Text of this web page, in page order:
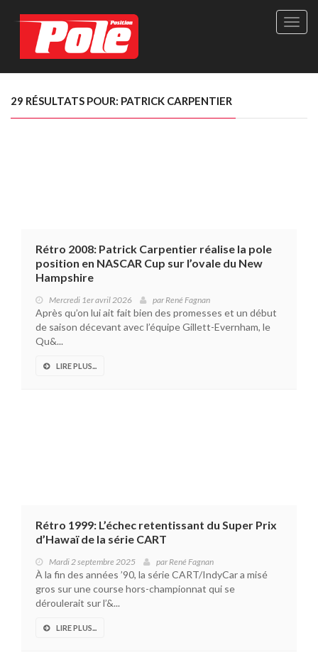
Site
Le
29 RÉSULTATS POUR: PATRICK CARPENTIER
Rétro 2008: Patrick Carpentier réalise la pole
position en NASCAR Cup sur l’ovale du New
Hampshire
Mercredi 1er avril 2026 parRené Fagnan
Après qu’on lui ait fait bien des promesses et un début
de saison décevant avec l’équipe Gillett-Evernham, le
Qu&...
LIRE PLUS...
Rétro 1999: L’échec retentissant du Super Prix
d’Hawaï de la série CART
Mardi 2 septembre 2025 parRené Fagnan
À la fin des années ’90, la série CART/IndyCar a misé
gros sur une course hors-championnat qui se
déroulerait sur l’&...
LIRE PLUS...